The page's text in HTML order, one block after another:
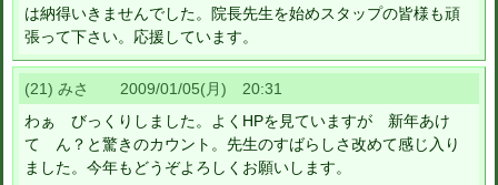
は納得いきませんでした。院長先生を始めスタップの皆様も頑
張って下さい。応援しています。
(21) みさ 2009/01/05(月) 20:31
わぁ びっくりしました。よくHPを見ていますが 新年あけ
て ん？と驚きのカウント。先生のすばらしさ改めて感じ入り
ました。今年もどうぞよろしくお願いします。